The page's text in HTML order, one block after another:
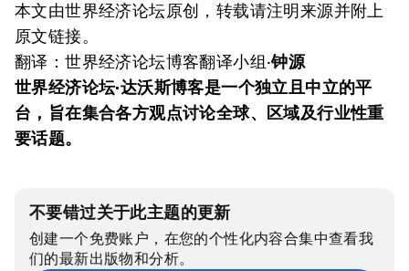
本文由世界经济论坛原创，转载请注明来源并附上
原文链接。
翻译：世界经济论坛博客翻译小组·钟源
世界经济论坛·达沃斯博客是一个独立且中立的平
台，旨在集合各方观点讨论全球、区域及行业性重
要话题。
不要错过关于此主题的更新
创建一个免费账户，在您的个性化内容合集中查看我
们的最新出版物和分析。